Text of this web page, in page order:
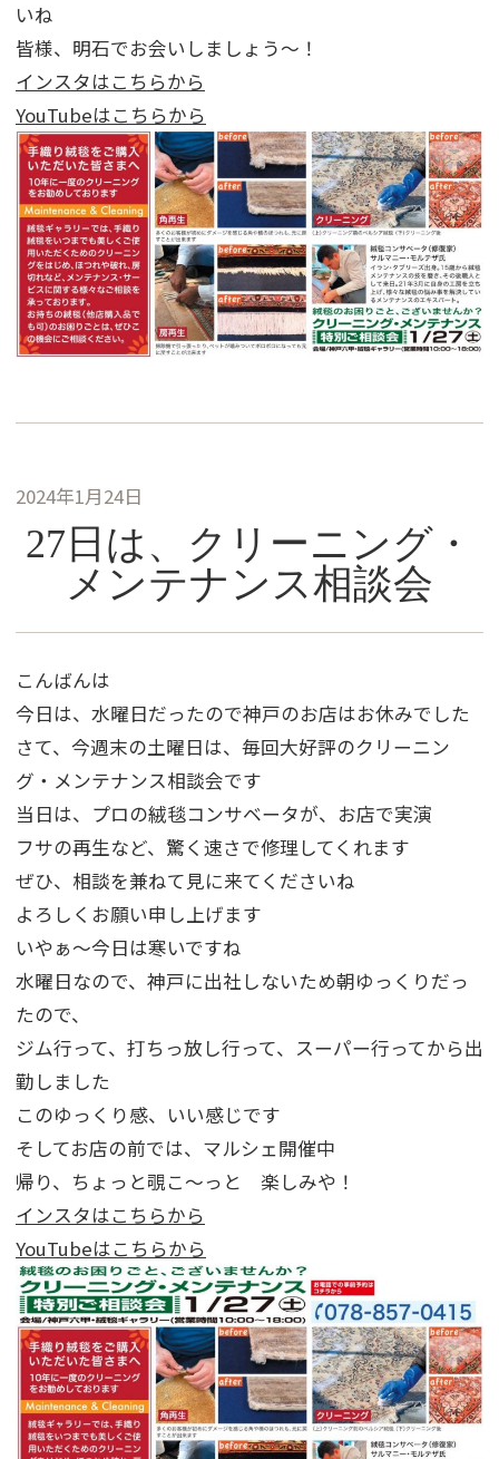
いね
皆様、明石でお会いしましょう～！
インスタはこちらから
YouTubeはこちらから
2024年1月24日
27日は、クリーニング・
メンテナンス相談会
こんばんは
今日は、水曜日だったので神戸のお店はお休みでした
さて、今週末の土曜日は、毎回大好評のクリーニン
グ・メンテナンス相談会です
当日は、プロの絨毯コンサベータが、お店で実演
フサの再生など、驚く速さで修理してくれます
ぜひ、相談を兼ねて見に来てくださいね
よろしくお願い申し上げます
いやぁ～今日は寒いですね
水曜日なので、神戸に出社しないため朝ゆっくりだっ
たので、
ジム行って、打ちっ放し行って、スーパー行ってから出
勤しました
このゆっくり感、いい感じです
そしてお店の前では、マルシェ開催中
帰り、ちょっと覗こ～っと 楽しみや！
インスタはこちらから
YouTubeはこちらから